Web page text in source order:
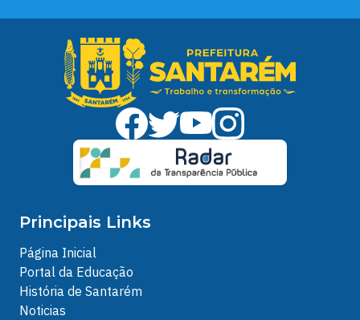
Principais Links
Página Inicial
Portal da Educação
História de Santarém
Noticias